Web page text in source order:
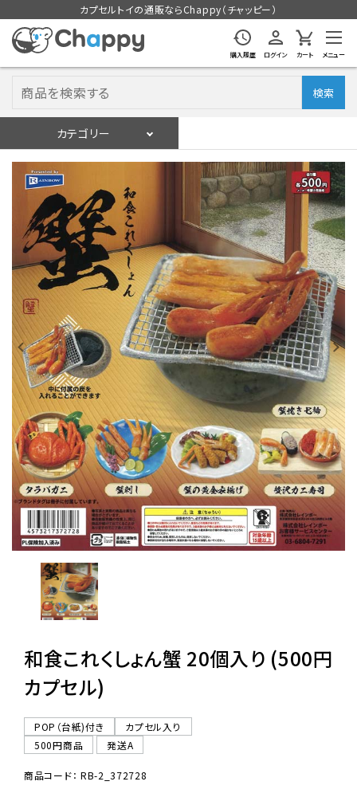
カプセルトイの通販ならChappy（チャッピー）
購入履歴 ログイン カート メニュー
検索
カテゴリー
ログイン 会員登録
入荷スケジュールをチェック
カプセルトイマシン本体
カプセルトイ
販促用空カプセル
レンタル
景品・玩具・文具
販促用カプセルトイ
よくあるご質問
06-6282-7659
和食これくしょん蟹 20個入り (500円
カプセル)
POP（台紙)付き
カプセル入り
500円商品
発送A
商品コード： RB-2_372728